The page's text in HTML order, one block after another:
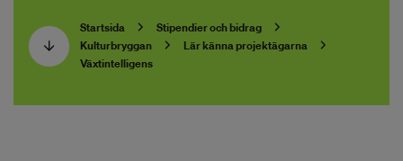
Startsida
Stipendier och bidrag
Kulturbryggan
Lär känna projektägarna
Växtintelligens